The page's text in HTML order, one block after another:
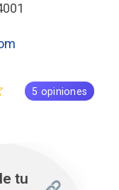
5 opiniones
tu